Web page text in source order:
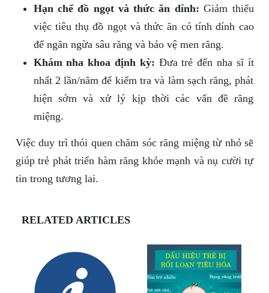
Hạn chế đồ ngọt và thức ăn dính: Giảm thiểu
việc tiêu thụ đồ ngọt và thức ăn có tính dính cao
để ngăn ngừa sâu răng và bảo vệ men răng.
Khám nha khoa định kỳ: Đưa trẻ đến nha sĩ ít
nhất 2 lần/năm để kiểm tra và làm sạch răng, phát
hiện sớm và xử lý kịp thời các vấn đề răng
miệng.
Việc duy trì thói quen chăm sóc răng miệng từ nhỏ sẽ
giúp trẻ phát triển hàm răng khỏe mạnh và nụ cười tự
tin trong tương lai.
RELATED ARTICLES